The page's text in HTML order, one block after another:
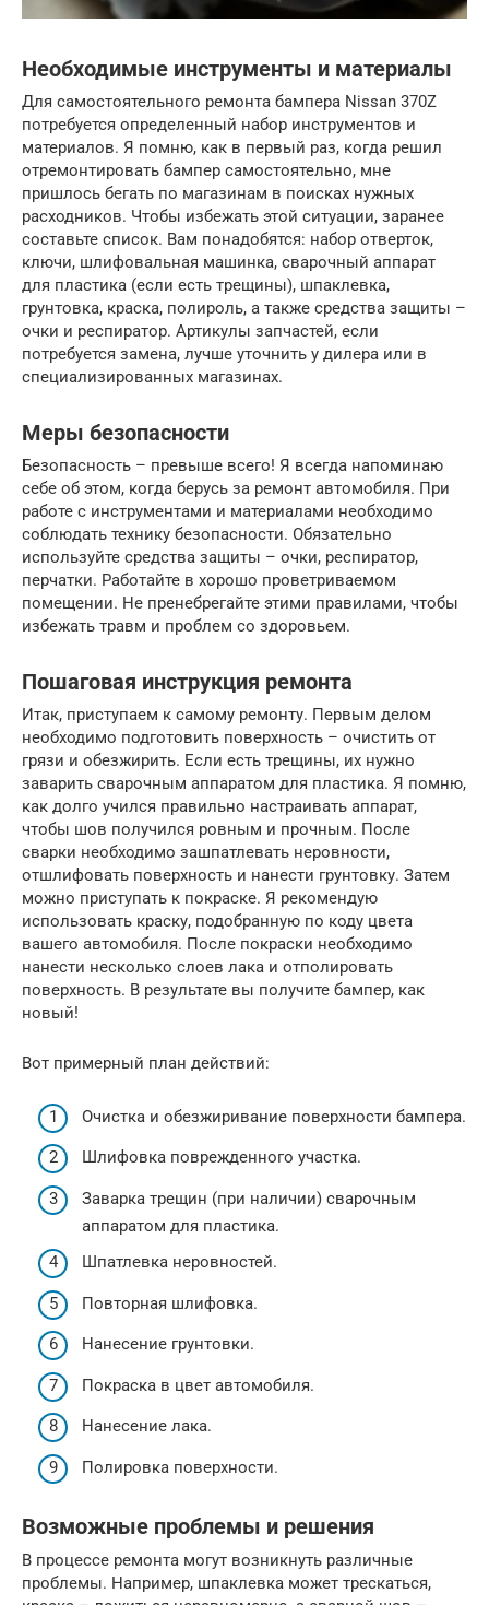
Необходимые инструменты и материалы
Для самостоятельного ремонта бампера Nissan 370Z
потребуется определенный набор инструментов и
материалов. Я помню, как в первый раз, когда решил
отремонтировать бампер самостоятельно, мне
пришлось бегать по магазинам в поисках нужных
расходников. Чтобы избежать этой ситуации, заранее
составьте список. Вам понадобятся: набор отверток,
ключи, шлифовальная машинка, сварочный аппарат
для пластика (если есть трещины), шпаклевка,
грунтовка, краска, полироль, а также средства защиты –
очки и респиратор. Артикулы запчастей, если
потребуется замена, лучше уточнить у дилера или в
специализированных магазинах.
Меры безопасности
Безопасность – превыше всего! Я всегда напоминаю
себе об этом, когда берусь за ремонт автомобиля. При
работе с инструментами и материалами необходимо
соблюдать технику безопасности. Обязательно
используйте средства защиты – очки, респиратор,
перчатки. Работайте в хорошо проветриваемом
помещении. Не пренебрегайте этими правилами, чтобы
избежать травм и проблем со здоровьем.
Пошаговая инструкция ремонта
Итак, приступаем к самому ремонту. Первым делом
необходимо подготовить поверхность – очистить от
грязи и обезжирить. Если есть трещины, их нужно
заварить сварочным аппаратом для пластика. Я помню,
как долго учился правильно настраивать аппарат,
чтобы шов получился ровным и прочным. После
сварки необходимо зашпатлевать неровности,
отшлифовать поверхность и нанести грунтовку. Затем
можно приступать к покраске. Я рекомендую
использовать краску, подобранную по коду цвета
вашего автомобиля. После покраски необходимо
нанести несколько слоев лака и отполировать
поверхность. В результате вы получите бампер, как
новый!
Вот примерный план действий:
Очистка и обезжиривание поверхности бампера.
Шлифовка поврежденного участка.
Заварка трещин (при наличии) сварочным
аппаратом для пластика.
Шпатлевка неровностей.
Повторная шлифовка.
Нанесение грунтовки.
Покраска в цвет автомобиля.
Нанесение лака.
Полировка поверхности.
Возможные проблемы и решения
В процессе ремонта могут возникнуть различные
проблемы. Например, шпаклевка может трескаться,